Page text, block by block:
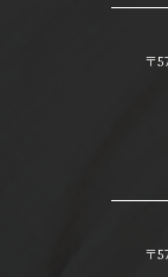
〒
〒